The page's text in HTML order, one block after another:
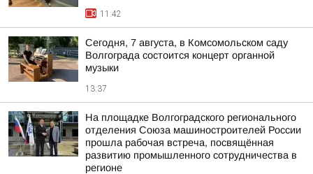
11:42
Сегодня, 7 августа, в Комсомольском саду
Волгограда состоится концерт органной
музыки
13:37
На площадке Волгоградского регионального
отделения Союза машиностроителей России
прошла рабочая встреча, посвящённая
развитию промышленного сотрудничества в
регионе